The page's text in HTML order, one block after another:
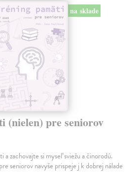
na sklade
(nielen) pre seniorov
a zachovajte si myseľ sviežu a činorodú.
seniorov navyše prispeje j k dobrej nálade